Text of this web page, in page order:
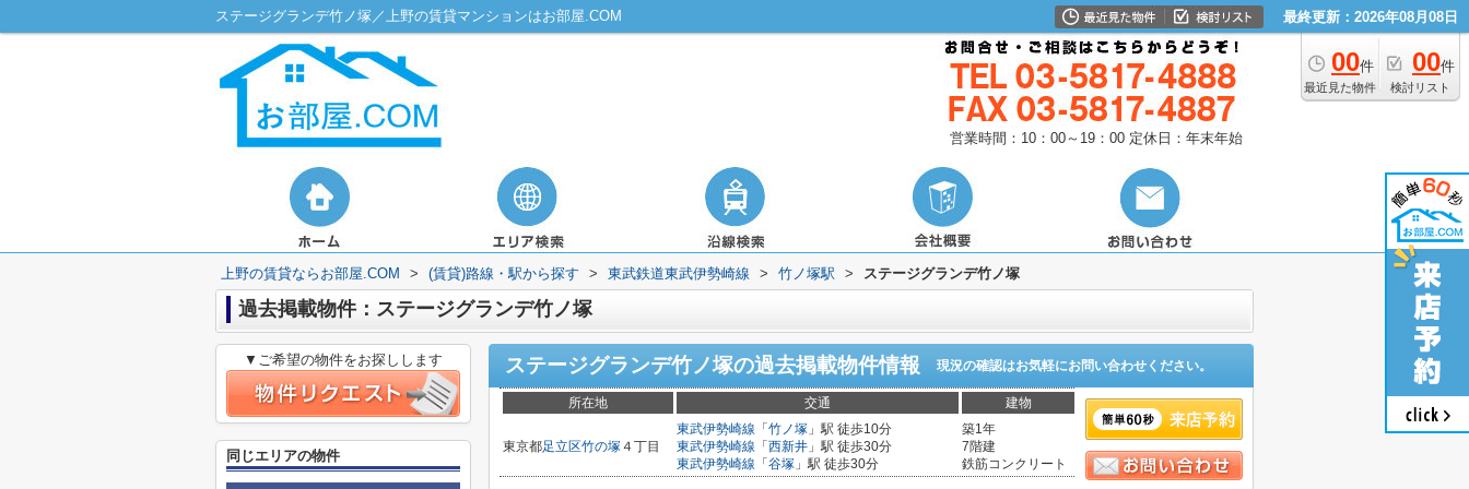
ステージグランデ竹ノ塚／上野の賃貸マンションはお部屋.COM 最終更新：2026年08月08日
00件
最近見た物件
00件
検討リスト
営業時間：10：00～19：00 定休日：年末年始
上野の賃貸ならお部屋.COM > (賃貸)路線・駅から探す > 東武鉄道東武伊勢崎線 > 竹ノ塚駅 > ステージグランデ竹ノ塚
過去掲載物件：ステージグランデ竹ノ塚
ステージグランデ竹ノ塚の過去掲載物件情報 現況の確認はお気軽にお問い合わせください。
所在地 交通 建物
東京都足立区竹の塚４丁目
東武伊勢崎線 「 竹ノ塚 」駅 徒歩10分
東武伊勢崎線 「 西新井 」駅 徒歩30分
東武伊勢崎線 「 谷塚 」駅 徒歩30分
築1年
7階建
鉄筋コンクリート
▼ご希望の物件をお探しします
同じエリアの物件